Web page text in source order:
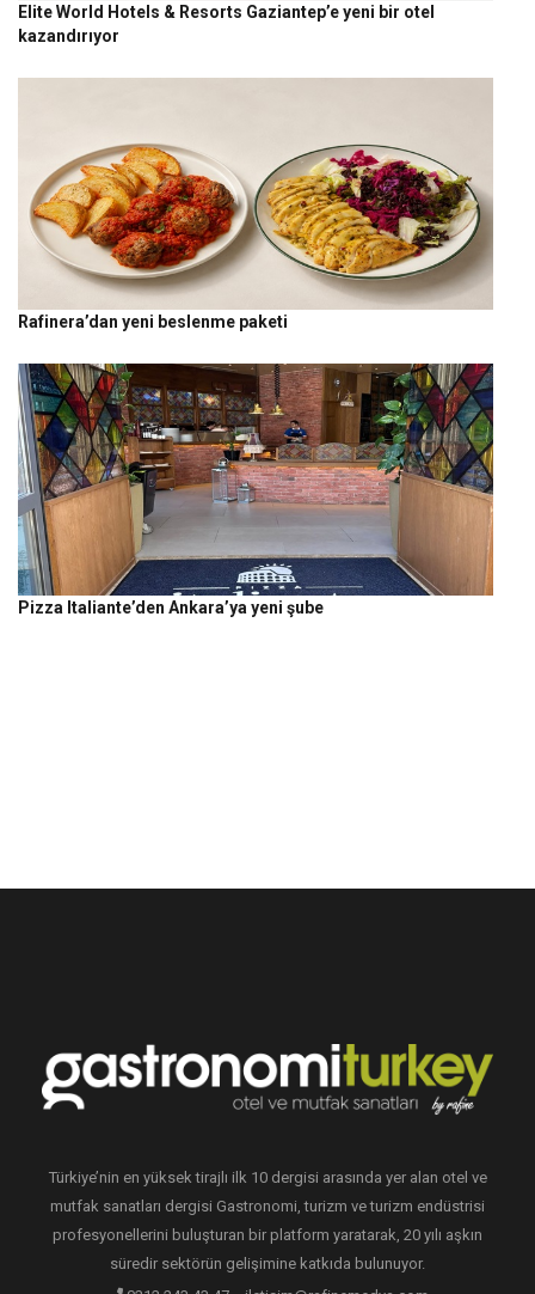
Elite World Hotels & Resorts Gaziantep’e yeni bir otel
kazandırıyor
Rafinera’dan yeni beslenme paketi
Pizza Italiante’den Ankara’ya yeni şube
Türkiye’nin en yüksek tirajlı ilk 10 dergisi arasında yer alan otel ve
mutfak sanatları dergisi Gastronomi, turizm ve turizm endüstrisi
profesyonellerini buluşturan bir platform yaratarak, 20 yılı aşkın
süredir sektörün gelişimine katkıda bulunuyor.